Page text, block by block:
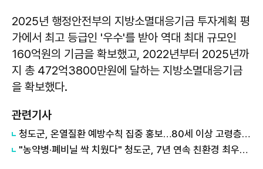
2025년 행정안전부의 지방소멸대응기금 투자계획 평
가에서 최고 등급인 '우수'를 받아 역대 최대 규모인
160억원의 기금을 확보했고, 2022년부터 2025년까
지 총 472억3800만원에 달하는 지방소멸대응기금
을 확보했다.
관련기사
청도군, 온열질환 예방수칙 집중 홍보…80세 이상 고령층 주의 당부
"농약병·폐비닐 싹 치웠다" 청도군, 7년 연속 친환경 최우수 도시 인증